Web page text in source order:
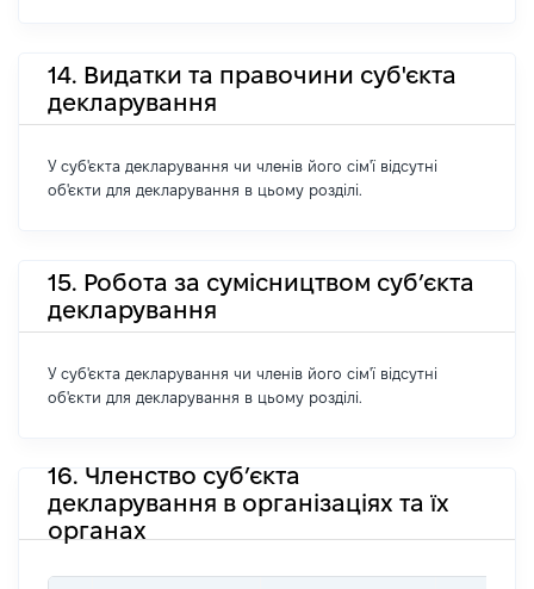
14. Видатки та правочини суб'єкта
декларування
У суб'єкта декларування чи членів його сім'ї відсутні
об'єкти для декларування в цьому розділі.
15. Робота за сумісництвом суб’єкта
декларування
У суб'єкта декларування чи членів його сім'ї відсутні
об'єкти для декларування в цьому розділі.
16. Членство суб’єкта
декларування в організаціях та їх
органах